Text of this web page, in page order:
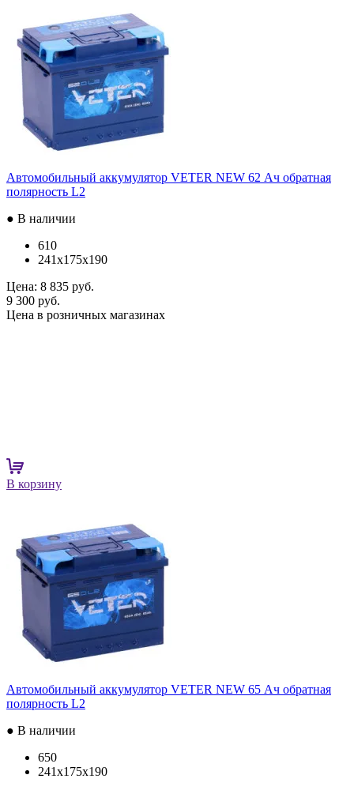
Автомобильный аккумулятор VETER NEW 62 Ач обратная
полярность L2
● В наличии
610
241x175x190
Цена: 8 835 руб.
9 300 руб.
Цена в розничных магазинах
В корзину
Автомобильный аккумулятор VETER NEW 65 Ач обратная
полярность L2
● В наличии
650
241x175x190